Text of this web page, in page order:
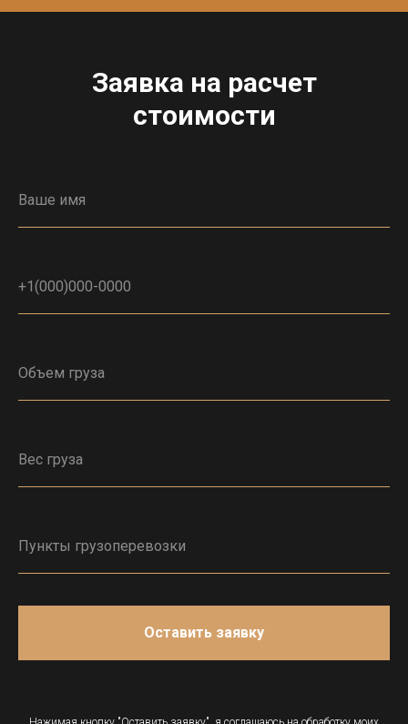
Заявка на расчет
стоимости
Оставить заявку